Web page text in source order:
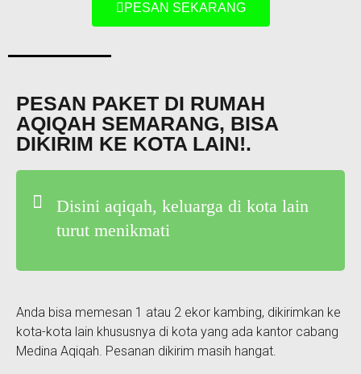
PESAN SEKARANG
PESAN PAKET DI RUMAH
AQIQAH SEMARANG, BISA
DIKIRIM KE KOTA LAIN!.
Disini aqiqah, keluarga di kota lain
turut menikmati
Anda bisa memesan 1 atau 2 ekor kambing, dikirimkan ke
kota-kota lain khususnya di kota yang ada kantor cabang
Medina Aqiqah. Pesanan dikirim masih hangat.